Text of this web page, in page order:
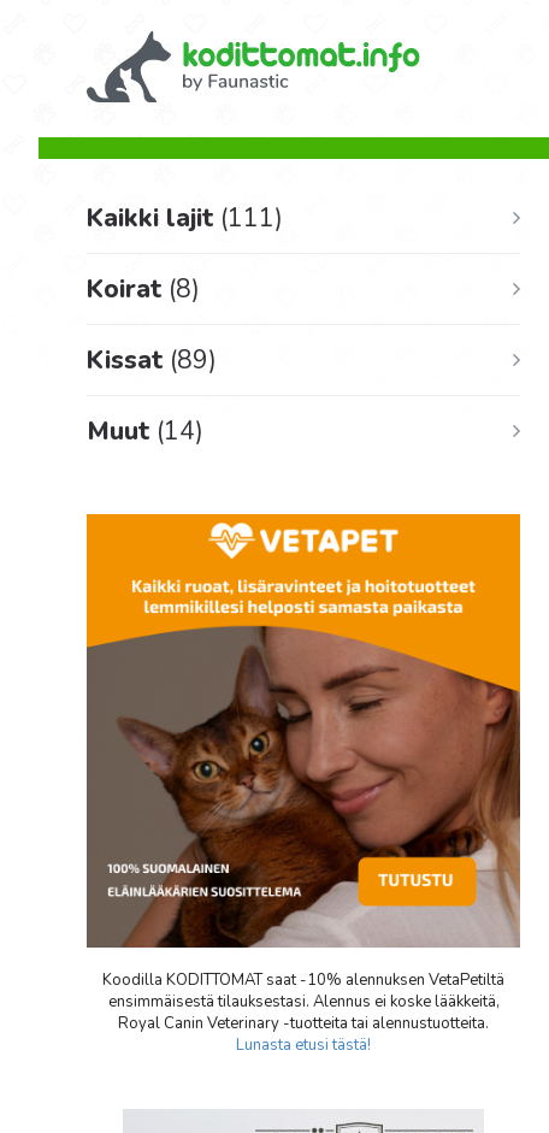
Kaikki lajit (111)
Koirat (8)
Kissat (89)
Muut (14)
Koodilla KODITTOMAT saat -10% alennuksen VetaPetiltä
ensimmäisestä tilauksestasi. Alennus ei koske lääkkeitä,
Royal Canin Veterinary -tuotteita tai alennustuotteita.
Lunasta etusi tästä!